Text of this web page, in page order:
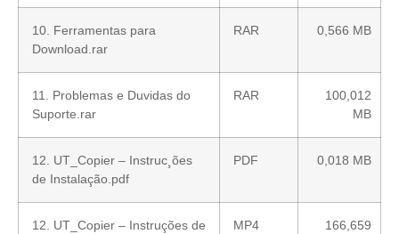
10. Ferramentas para
Download.rar
RAR 0,566 MB
11. Problemas e Duvidas do
Suporte.rar
RAR
100,012
MB
12. UT_Copier – Instruc¸ões
de Instalação.pdf
PDF 0,018 MB
12. UT_Copier – Instruções de
MP4
166,659